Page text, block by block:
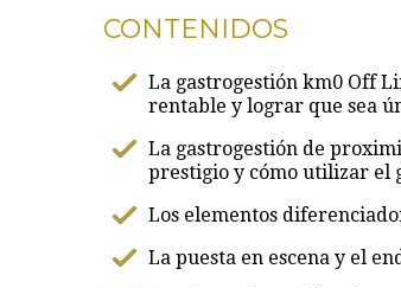
CONTENIDOS
La gastrogestión km0 Off
rentable y lograr que sea
La gastrogestión de
prestigio y cómo utilizar el
Los elementos
La puesta en escena y el